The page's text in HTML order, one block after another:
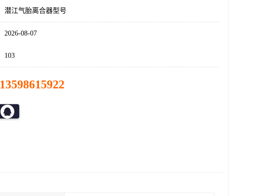
潜江气胎离合器型号
2026-08-07
103
13598615922